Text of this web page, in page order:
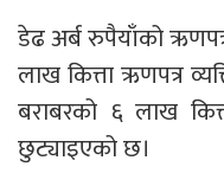
डेढ अर्ब रुपैयाँको
लाख कित्ता ऋणपत्र
बराबरको ६ लाख
छुट्याइएको छ।